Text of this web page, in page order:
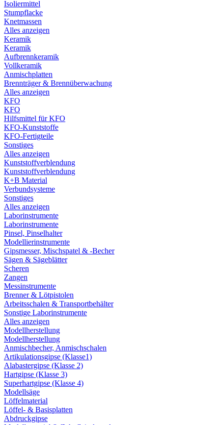
Isoliermittel
Stumpflacke
Knetmassen
Alles anzeigen
Keramik
Keramik
Aufbrennkeramik
Vollkeramik
Anmischplatten
Brennträger & Brennüberwachung
Alles anzeigen
KFO
KFO
Hilfsmittel für KFO
KFO-Kunststoffe
KFO-Fertigteile
Sonstiges
Alles anzeigen
Kunststoffverblendung
Kunststoffverblendung
K+B Material
Verbundsysteme
Sonstiges
Alles anzeigen
Laborinstrumente
Laborinstrumente
Pinsel, Pinselhalter
Modellierinstrumente
Gipsmesser, Mischspatel & -Becher
Sägen & Sägeblätter
Scheren
Zangen
Messinstrumente
Brenner & Lötpistolen
Arbeitsschalen & Transportbehälter
Sonstige Laborinstrumente
Alles anzeigen
Modellherstellung
Modellherstellung
Anmischbecher, Anmischschalen
Artikulationsgipse (Klasse1)
Alabastergipse (Klasse 2)
Hartgipse (Klasse 3)
Superhartgipse (Klasse 4)
Modellsäge
Löffelmaterial
Löffel- & Basisplatten
Abdruckgipse